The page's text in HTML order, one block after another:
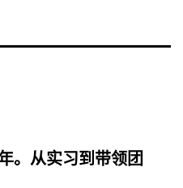
。从实习到带领团